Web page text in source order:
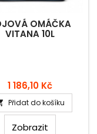
OMÁČKA
VITANA 10L
Cena
1 186,10 Kč
Přidat do košíku
Zobrazit